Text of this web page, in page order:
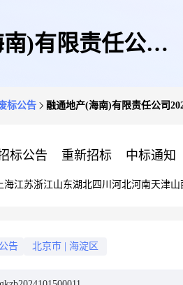
)有限责任公司
标公告 融通地产(海南)有限责任公司
标公告 重新招标 中标通知
上海江苏浙江山东湖北四川 河北河南天津山
告 北京市 海淀区